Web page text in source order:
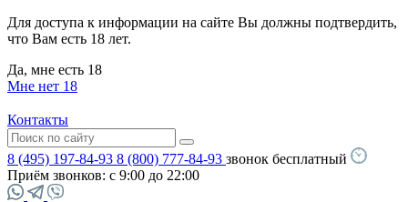
Для доступа к информации на сайте Вы должны подтвердить,
что Вам есть 18 лет.
Да, мне есть 18
Мне нет 18
Контакты
8 (495) 197-84-93 8 (800) 777-84-93 звонок бесплатный
Приём звонков: с 9:00 до 22:00